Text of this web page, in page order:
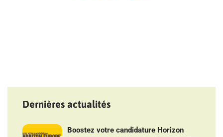
Dernières actualités
Boostez votre candidature Horizon